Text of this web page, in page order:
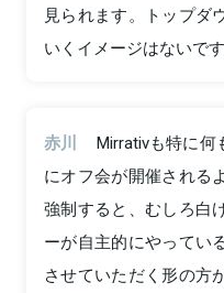
見られます。トップダ
いくイメージはないです
赤川
Mirrativも特に何
にオフ会が開催される
強制すると、むしろ白
ーが自主的にやってい
させていただく形の方